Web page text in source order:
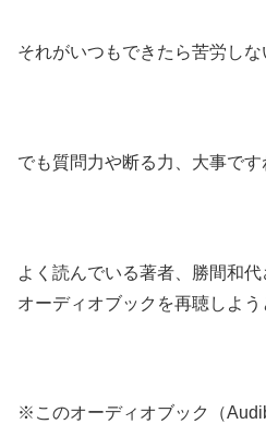
それがいつもできたら苦労しな
でも質問力や断る力、大事です
よく読んでいる著者、勝間和
オーディオブックを再聴しよう
※このオーディオブック（